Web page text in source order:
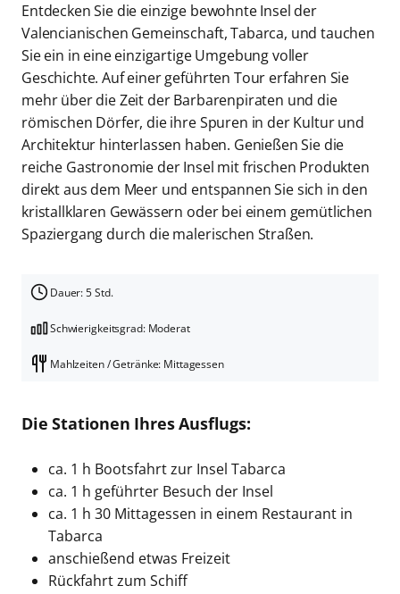
Entdecken Sie die einzige bewohnte Insel der
Valencianischen Gemeinschaft, Tabarca, und tauchen
Sie ein in eine einzigartige Umgebung voller
Geschichte. Auf einer geführten Tour erfahren Sie
mehr über die Zeit der Barbarenpiraten und die
römischen Dörfer, die ihre Spuren in der Kultur und
Architektur hinterlassen haben. Genießen Sie die
reiche Gastronomie der Insel mit frischen Produkten
direkt aus dem Meer und entspannen Sie sich in den
kristallklaren Gewässern oder bei einem gemütlichen
Spaziergang durch die malerischen Straßen.
Dauer: 5 Std.
Schwierigkeitsgrad: Moderat
Mahlzeiten / Getränke: Mittagessen
Die Stationen Ihres Ausflugs:
ca. 1 h Bootsfahrt zur Insel Tabarca
ca. 1 h geführter Besuch der Insel
ca. 1 h 30 Mittagessen in einem Restaurant in
Tabarca
anschießend etwas Freizeit
Rückfahrt zum Schiff